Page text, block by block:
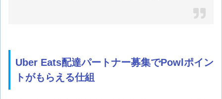
Uber Eats配達パートナー募集でPowlポイン
トがもらえる仕組